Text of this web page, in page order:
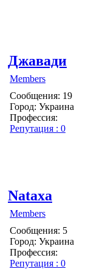
Джавади
Members
Сообщения: 19
Город: Украина
Профессия:
Репутация : 0
Nataxa
Members
Сообщения: 5
Город: Украина
Профессия:
Репутация : 0